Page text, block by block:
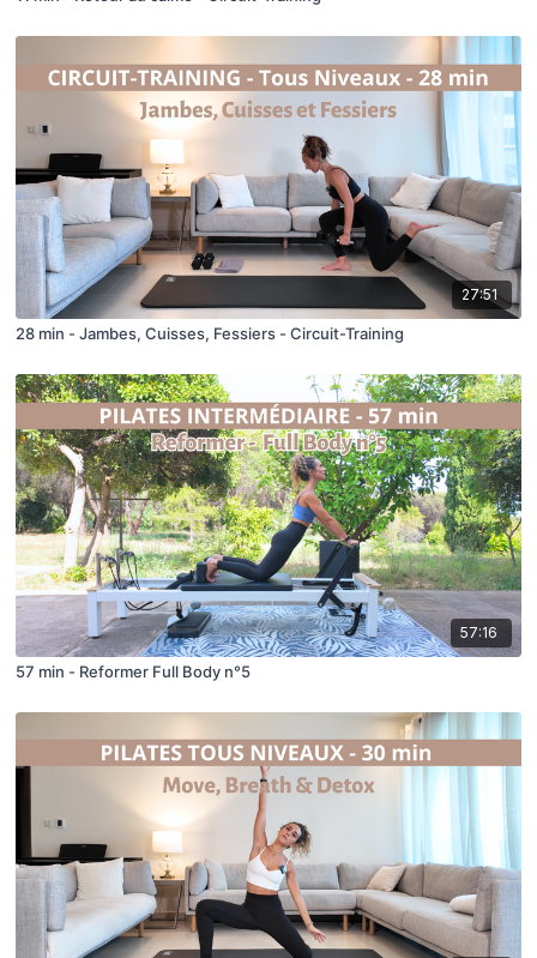
27:51
28 min - Jambes, Cuisses, Fessiers - Circuit-Training
57:16
57 min - Reformer Full Body n°5